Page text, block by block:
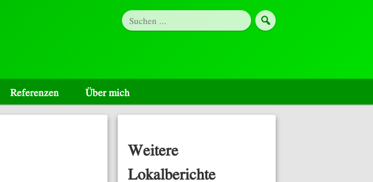
Referenzen Über mich
Weitere
Lokalberichte